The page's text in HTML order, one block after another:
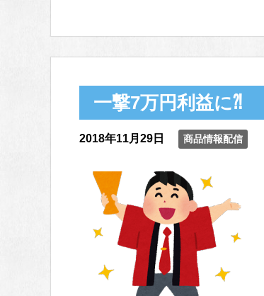
一撃7万円利益に⁈
2018年11月29日 商品情報配信